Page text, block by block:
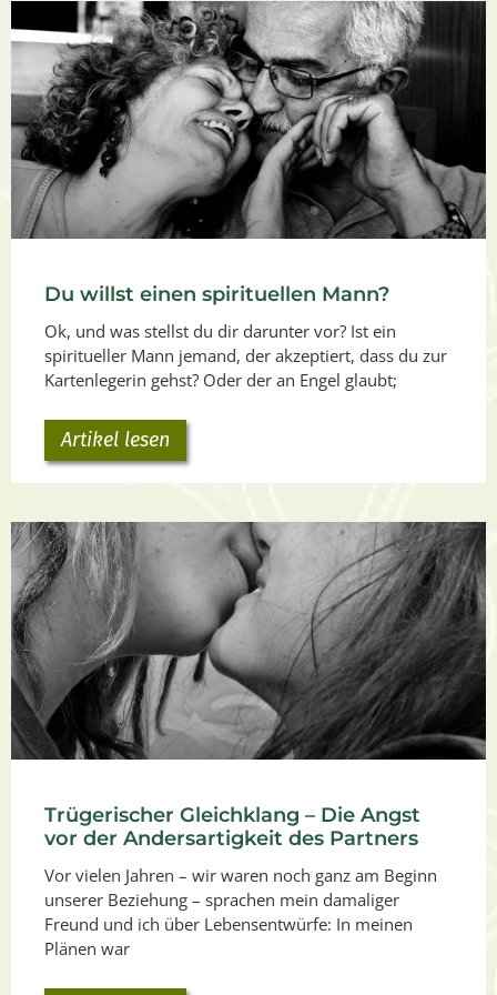
Du willst einen spirituellen Mann?
Ok, und was stellst du dir darunter vor? Ist ein
spiritueller Mann jemand, der akzeptiert, dass du zur
Kartenlegerin gehst? Oder der an Engel glaubt;
Artikel lesen
Trügerischer Gleichklang – Die Angst
vor der Andersartigkeit des Partners
Vor vielen Jahren – wir waren noch ganz am Beginn
unserer Beziehung – sprachen mein damaliger
Freund und ich über Lebensentwürfe: In meinen
Plänen war